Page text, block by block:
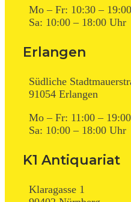
Mo – Fr: 10:30 –
Sa: 10:00 – 18:00 Uhr
Erlangen
Südliche
91054 Erlangen
Mo – Fr: 11:00 –
Sa: 10:00 – 18:00 Uhr
K1 Antiquariat
Klaragasse 1